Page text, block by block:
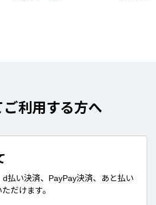
ご利用する方へ
払い決済、PayPay決済、あと払い
だけます。